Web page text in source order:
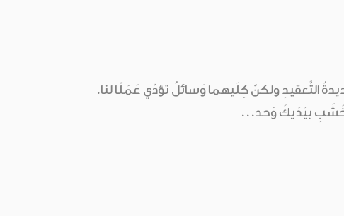
التَّعقيدِ ولكنّ كِلَيهما وَسائلُ تؤدّي عَمَلًا لنا.
الخَشَبِ بيَدَيكَ وَحد...